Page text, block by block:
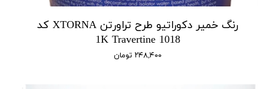
رنگ خمیر دکوراتیو طرح تراورتن XTORNA کد
1018 1K Travertine
۲۴۸,۴۰۰ تومان